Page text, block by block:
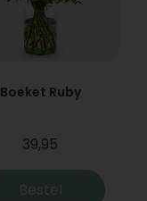
Boeket Ruby
39,95
Bestel